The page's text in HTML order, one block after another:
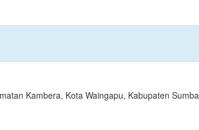
Kambera, Kota Waingapu, Kabupaten